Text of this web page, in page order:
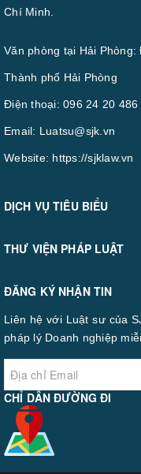
Chí Minh.
Văn phòng tại Hải
Thành phố Hải Phòng
Điện thoại: 096 24 20 486
Email: Luatsu@sjk.vn
Website: https://sjklaw.vn
DỊCH VỤ TIÊU BIỂU
THƯ VIỆN PHÁP LUẬT
ĐĂNG KÝ NHẬN TIN
Liên hệ với Luật sư của
pháp lý Doanh nghiệp
CHỈ DẪN ĐƯỜNG ĐI